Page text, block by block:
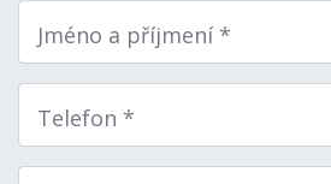
Jméno a příjmení *
Telefon *